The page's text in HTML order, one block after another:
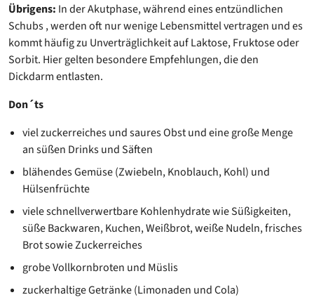
Übrigens: In der Akutphase, während eines entzündlichen
Schubs , werden oft nur wenige Lebensmittel vertragen und es
kommt häufig zu Unverträglichkeit auf Laktose, Fruktose oder
Sorbit. Hier gelten besondere Empfehlungen, die den
Dickdarm entlasten.
Don´ts
viel zuckerreiches und saures Obst und eine große Menge
an süßen Drinks und Säften
blähendes Gemüse (Zwiebeln, Knoblauch, Kohl) und
Hülsenfrüchte
viele schnellverwertbare Kohlenhydrate wie Süßigkeiten,
süße Backwaren, Kuchen, Weißbrot, weiße Nudeln, frisches
Brot sowie Zuckerreiches
grobe Vollkornbroten und Müslis
zuckerhaltige Getränke (Limonaden und Cola)